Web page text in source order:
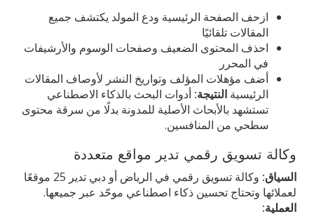
ازحف الصفحة الرئيسية ودع المولد يكتشف جميع
المقالات تلقائيًا
احذف المحتوى الضعيف وصفحات الوسوم والأرشيفات
في المحرر
أضف مؤهلات المؤلف وتواريخ النشر لأوصاف المقالات
الرئيسية النتيجة: أدوات البحث بالذكاء الاصطناعي
تستشهد بالأبحاث الأصلية للمدونة بدلًا من سرقة محتوى
سطحي من المنافسين.
وكالة تسويق رقمي تدير مواقع متعددة
السياق:
وكالة تسويق رقمي في الرياض أو دبي تدير 25 موقعًا
لعملائها وتحتاج تحسين ذكاء اصطناعي موحّد عبر جميعها.
العملية: